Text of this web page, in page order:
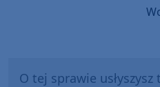
O tej sprawie